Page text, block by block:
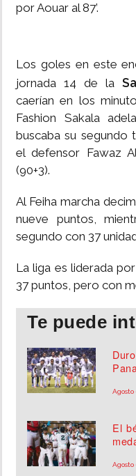
por Aouar al 87’.
Los goles en este
jornada 14 de la
caerían en los
Fashion Sakala
buscaba su segundo
el defensor Fawaz
(90+3).
Al Feiha marcha
nueve puntos,
segundo con 37
La liga es liderada
37 puntos, pero con
Te puede
Agosto
El
Agosto